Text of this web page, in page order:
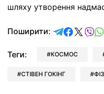
шляху утворення
Поширити:
Теги: КОСМОС
СТІВЕН ГОКІНГ